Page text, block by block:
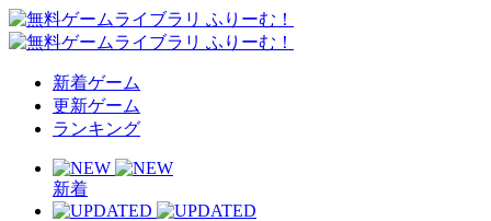
新着ゲーム
更新ゲーム
ランキング
新着